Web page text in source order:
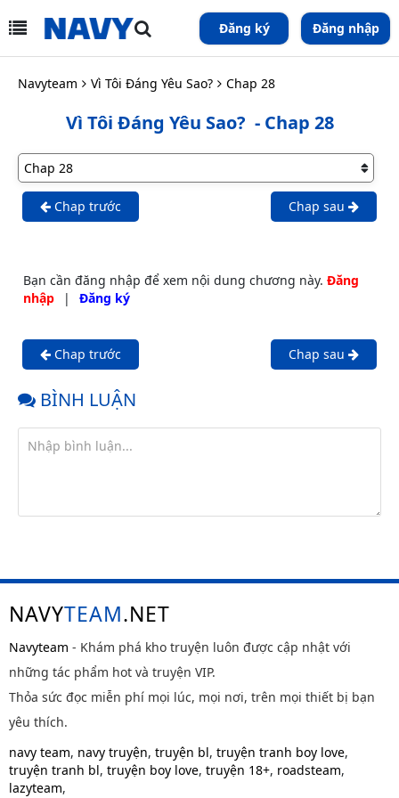
Đăng ký Đăng nhập
Navyteam Vì Tôi Đáng Yêu Sao? Chap 28
Vì Tôi Đáng Yêu Sao? - Chap 28
Chap trước Chap sau
Bạn cần đăng nhập để xem nội dung chương này. Đăng
nhập
| Đăng ký
Chap trước Chap sau
BÌNH LUẬN
NAVYTEAM.NET
Navyteam - Khám phá kho truyện luôn được cập nhật với
những tác phẩm hot và truyện VIP.
Thỏa sức đọc miễn phí mọi lúc, mọi nơi, trên mọi thiết bị bạn
yêu thích.
navy team, navy truyện, truyện bl, truyện tranh boy love,
truyện tranh bl, truyện boy love, truyện 18+, roadsteam,
lazyteam,